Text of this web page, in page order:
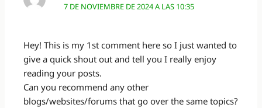
7 DE NOVIEMBRE DE 2024 A LAS 10:35
Hey! This is my 1st comment here so I just wanted to
give a quick shout out and tell you I really enjoy
reading your posts.
Can you recommend any other
blogs/websites/forums that go over the same topics?